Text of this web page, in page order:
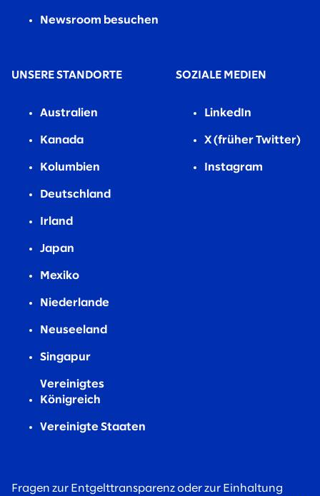
Newsroom besuchen
UNSERE STANDORTE
Australien
Kanada
Kolumbien
Deutschland
Irland
Japan
Mexiko
Niederlande
Neuseeland
Singapur
Vereinigtes
Königreich
Vereinigte Staaten
SOZIALE MEDIEN
LinkedIn
X (früher Twitter)
Instagram
Fragen zur Entgelttransparenz oder zur Einhaltung